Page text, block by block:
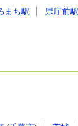
まち駅
県庁前駅